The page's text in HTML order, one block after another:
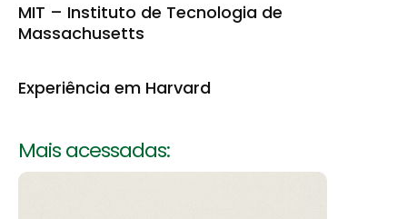
MIT – Instituto de Tecnologia de
Massachusetts
Experiência em Harvard
Mais acessadas: